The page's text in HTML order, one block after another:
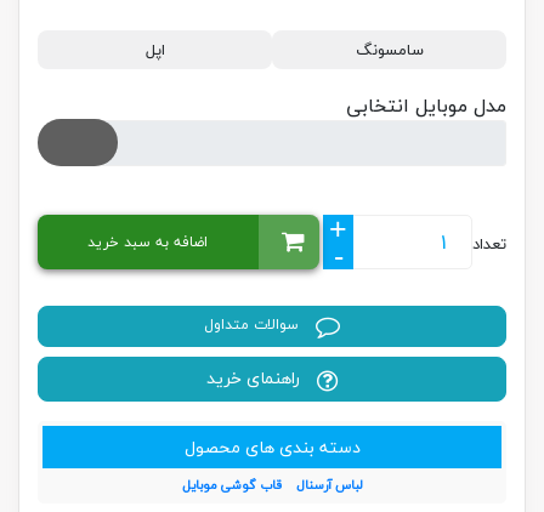
سامسونگ اپل
مدل موبایل انتخابی
تعداد
+
-
اضافه به سبد خرید
سوالات متداول
راهنمای خرید
دسته بندی های محصول
لباس آرسنال قاب گوشی موبایل